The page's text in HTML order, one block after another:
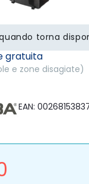
torna
gratuita
e zone disagiate)
EAN: